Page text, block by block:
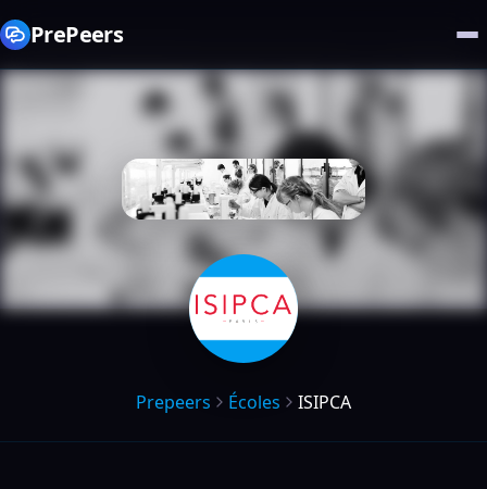
PrePeers
Prepeers Écoles ISIPCA